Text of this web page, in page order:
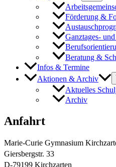
Förderung &
Ganztages-
Beratung &
Infos & Termine
Aktionen & Archiv
Aktuelles
Archiv
Anfahrt
Marie-Curie Gymnasium
Giersbergstr. 33
D-79199 Kirchzarten